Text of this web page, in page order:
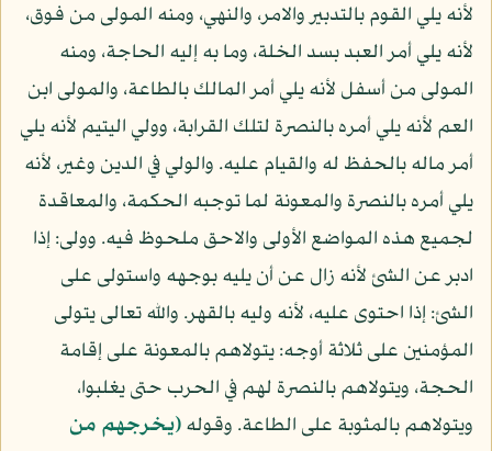
لأنه يلي القوم بالتدبير والامر، والنهي، ومنه المولى من فوق،
لأنه يلي أمر العبد بسد الخلة، وما به إليه الحاجة، ومنه
المولى من أسفل لأنه يلي أمر المالك بالطاعة، والمولى ابن
العم لأنه يلي أمره بالنصرة لتلك القرابة، وولي اليتيم لأنه يلي
أمر ماله بالحفظ له والقيام عليه. والولي في الدين وغير، لأنه
يلي أمره بالنصرة والمعونة لما توجبه الحكمة، والمعاقدة
لجميع هذه المواضع الأولى والاحق ملحوظ فيه. وولى: إذا
ادبر عن الشئ لأنه زال عن أن يليه بوجهه واستولى على
الشئ: إذا احتوى عليه، لأنه وليه بالقهر. والله تعالى يتولى
المؤمنين على ثلاثة أوجه: يتولاهم بالمعونة على إقامة
الحجة، ويتولاهم بالنصرة لهم في الحرب حتى يغلبوا،
ويتولاهم بالمثوبة على الطاعة. وقوله(يخرجهم من